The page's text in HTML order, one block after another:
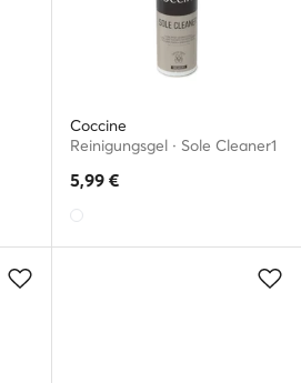
Coccine
Reinigungsgel · Sole Cleaner1
5,99 €